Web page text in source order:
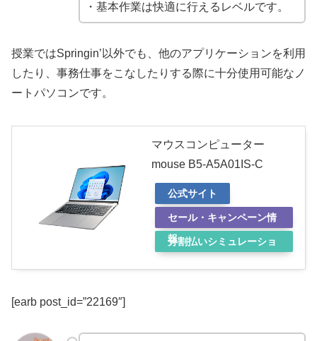
・基本作業は快適に行えるレベルです。
授業ではSpringin’以外でも、他のアプリケーションを利用
したり、事務仕事をこなしたりする際に十分使用可能なノ
ートパソコンです。
マウスコンピューター
mouse B5-A5A01IS-C
公式サイト
セール・キャンペーン情
報
分割払いシミュレーショ
[earb post_id=”22169″]